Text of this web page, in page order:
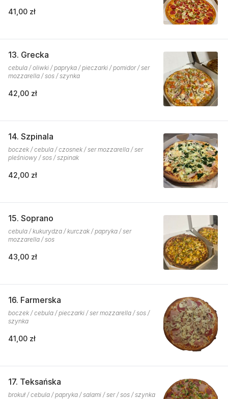
41,00 zł
13. Grecka
cebula / oliwki / papryka / pieczarki / pomidor / ser
mozzarella / sos / szynka
42,00 zł
14. Szpinala
boczek / cebula / czosnek / ser mozzarella / ser
pleśniowy / sos / szpinak
42,00 zł
15. Soprano
cebula / kukurydza / kurczak / papryka / ser
mozzarella / sos
43,00 zł
16. Farmerska
boczek / cebula / pieczarki / ser mozzarella / sos /
szynka
41,00 zł
17. Teksańska
brokuł / cebula / papryka / salami / ser / sos / szynka